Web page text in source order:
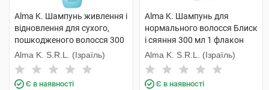
Alma K. Шампунь живлення і
відновлення для сухого,
пошкодженого волосся 300
мл 1 флакон
Alma K. S.R.L. (Ізраїль)
Є в наявності
Alma K. Шампунь для
нормального волосся Блиск
і сяяння 300 мл 1 флакон
Alma K. S.R.L. (Ізраїль)
Є в наявності